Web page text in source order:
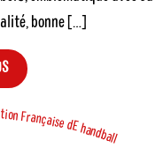
bonne […]
tionFrançaise dEhandball